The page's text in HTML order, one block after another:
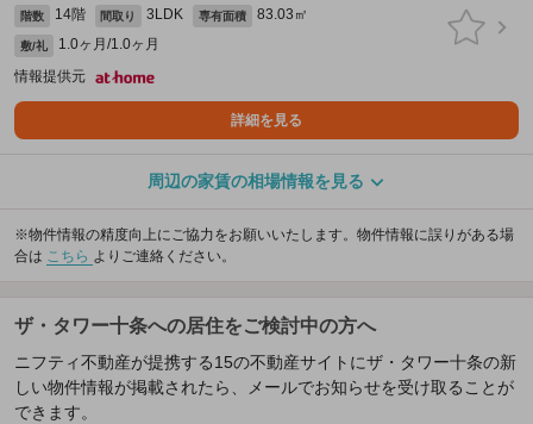
階数 14階 間取り 3LDK 専有面積 83.03㎡
敷/礼
1.0ヶ月/1.0ヶ月
情報提供元
詳細を見る
周辺の家賃の相場情報を見る
※物件情報の精度向上にご協力をお願いいたします。物件情報に誤りがある場
合は こちら よりご連絡ください。
ザ・タワー十条への居住をご検討中の方へ
ニフティ不動産が提携する15の不動産サイトにザ・タワー十条の新
しい物件情報が掲載されたら、メールでお知らせを受け取ることが
できます。